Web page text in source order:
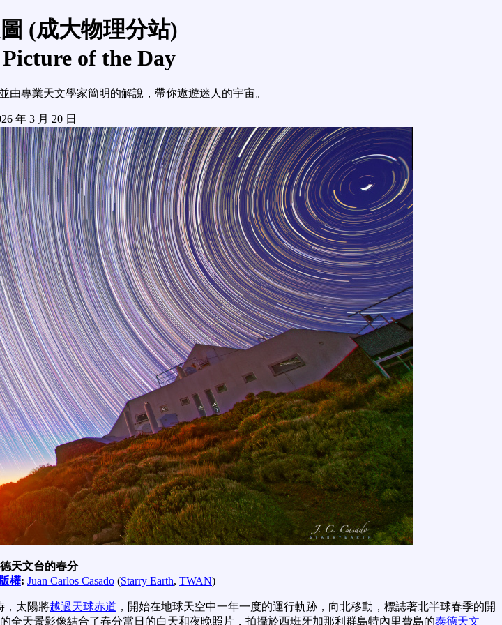
(成大物理分站)
of the Day
由專業天文學家簡明的解說，帶你遨遊迷人的宇宙。
年 3 月 20 日
天文台的春分
版權: Juan Carlos Casado (Starry Earth, TWAN)
，太陽將越過天球赤道 ，開始在地球天空中一年一度的運行軌跡，向北移動，標誌著北半球春季的開
全天景影像結合了春分當日的白天和夜晚照片，拍攝於西班牙加那利群島特內里費島的泰德天文